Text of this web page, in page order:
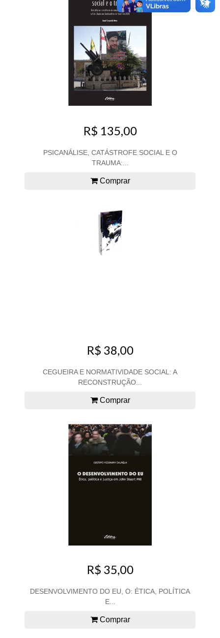
R$ 135,00
PSICANÁLISE, CATÁSTROFE SOCIAL E O
TRAUMA:...
Comprar
R$ 38,00
CEGUEIRA E NORMATIVIDADE SOCIAL: A
RECONSTRUÇÃO...
Comprar
R$ 35,00
DESENVOLVIMENTO DO EU, O: ÉTICA, POLÍTICA
E...
Comprar